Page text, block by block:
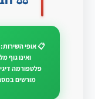
📋 אופי
ואינו גוף
פלטפורמה
מורשים